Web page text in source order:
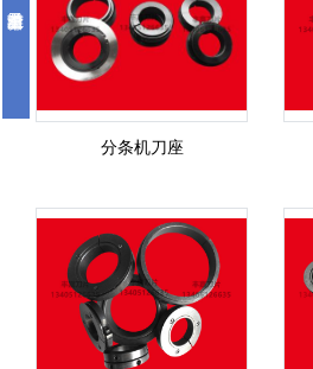
分条机刀座